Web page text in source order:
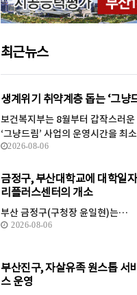
최근뉴스
생계위기 취약계층 돕는 ‘그냥
보건복지부는 8월부터 갑작스러
‘그냥드림’ 사업의 운영시간을 최
2026-08-06
금정구, 부산대학교에 대학일자
리플러스센터의 개소
부산 금정구(구청장 윤일현)는…
2026-08-06
부산진구, 자살유족 원스톱 서비
스 운영